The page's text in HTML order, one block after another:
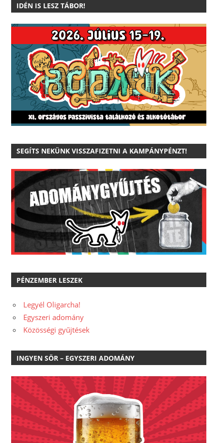
IDÉN IS LESZ TÁBOR!
SEGÍTS NEKÜNK VISSZAFIZETNI A KAMPÁNYPÉNZT!
PÉNZEMBER LESZEK
Legyél Oligarcha!
Egyszeri adomány
Közösségi gyűjtések
INGYEN SÖR – EGYSZERI ADOMÁNY